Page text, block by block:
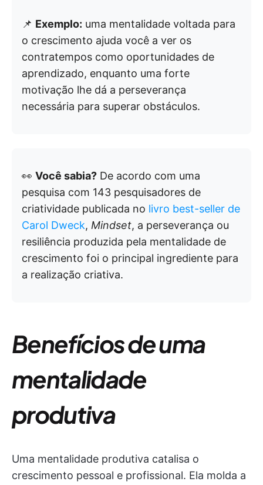
📌 Exemplo: uma mentalidade voltada para
o crescimento ajuda você a ver os
contratempos como oportunidades de
aprendizado, enquanto uma forte
motivação lhe dá a perseverança
necessária para superar obstáculos.
👀 Você sabia? De acordo com uma
pesquisa com 143 pesquisadores de
criatividade publicada no livro best-seller de
Carol Dweck, Mindset, a perseverança ou
resiliência produzida pela mentalidade de
crescimento foi o principal ingrediente para
a realização criativa.
Benefícios de uma
mentalidade
produtiva
Uma mentalidade produtiva catalisa o
crescimento pessoal e profissional. Ela molda a